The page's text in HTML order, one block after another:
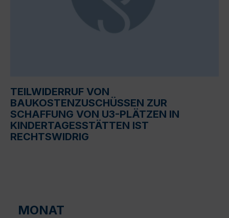
TEILWIDERRUF VON
BAUKOSTENZUSCHÜSSEN ZUR
SCHAFFUNG VON U3-PLÄTZEN IN
KINDERTAGESSTÄTTEN IST
RECHTSWIDRIG
MONAT